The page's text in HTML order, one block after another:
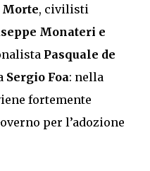
, civilisti
Monateri e
Pasquale de
Sergio Foa: nella
fortemente
per l’adozione